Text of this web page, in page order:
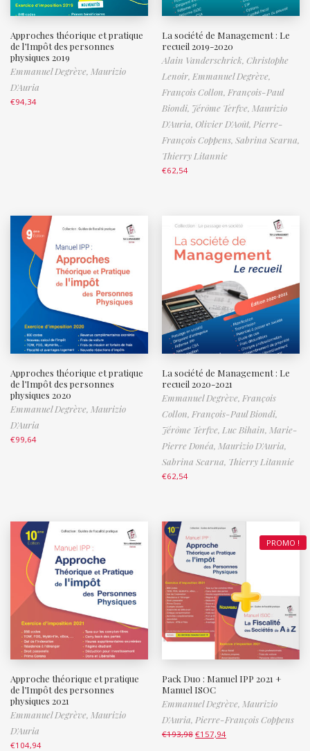
Approches théorique et pratique
de l’Impôt des personnes
physiques 2019
Emmanuel Degrève, Maurizio
D'Auria
€94,34
La société de Management : Le
recueil 2019-2020
Alain Vanderschrick, Christophe
Lenoir, Emmanuel Degrève,
François Collon, François-Paul
Biondi, Jérôme Terfve, Maurizio
D'Auria, Olivier D'Août, Pierre-
François Coppens, Sabrina Scarna,
Thierry Litannie
€62,54
Approches théorique et pratique
de l’Impôt des personnes
physiques 2020
Emmanuel Degrève, Maurizio
D'Auria
€99,64
La société de Management : Le
recueil 2020-2021
Emmanuel Degrève, François
Collon, François-Paul Biondi,
Jérôme Terfve, Luc Bihain, Marie-
Pierre Donéa, Maurizio D'Auria,
Sabrina Scarna, Thierry Litannie
€62,54
Approche théorique et pratique
de l’Impôt des personnes
physiques 2021
Emmanuel Degrève, Maurizio
D'Auria
€104,94
PROMO !
Pack Duo : Manuel IPP 2021 +
Manuel ISOC
Emmanuel Degrève, Maurizio
D'Auria, Pierre-François Coppens
€193,98 €157,94